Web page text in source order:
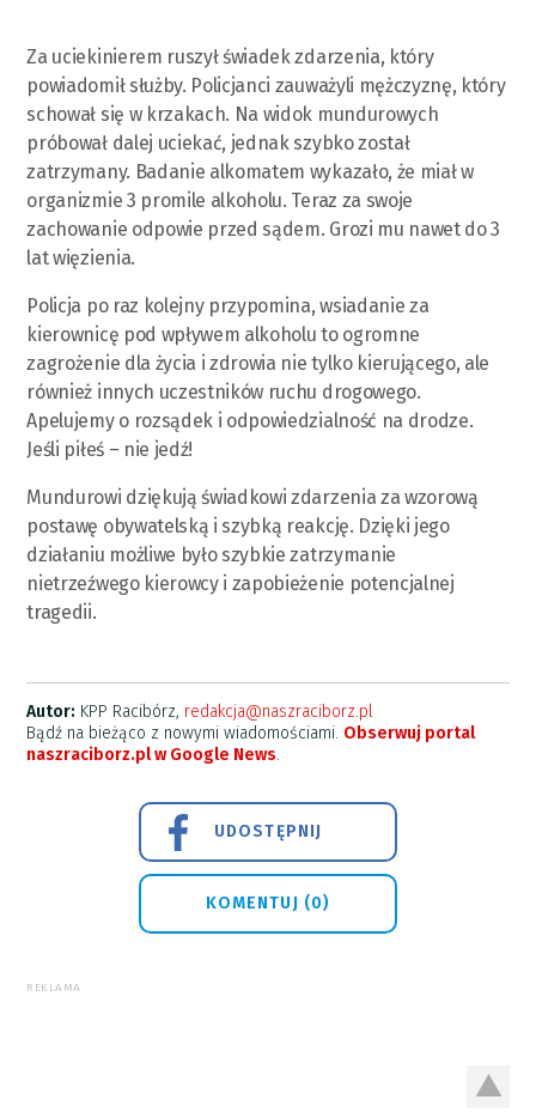
Za uciekinierem ruszył świadek zdarzenia, który
powiadomił służby. Policjanci zauważyli mężczyznę, który
schował się w krzakach. Na widok mundurowych
próbował dalej uciekać, jednak szybko został
zatrzymany. Badanie alkomatem wykazało, że miał w
organizmie 3 promile alkoholu. Teraz za swoje
zachowanie odpowie przed sądem. Grozi mu nawet do 3
lat więzienia.
Policja po raz kolejny przypomina, wsiadanie za
kierownicę pod wpływem alkoholu to ogromne
zagrożenie dla życia i zdrowia nie tylko kierującego, ale
również innych uczestników ruchu drogowego.
Apelujemy o rozsądek i odpowiedzialność na drodze.
Jeśli piłeś – nie jedź!
Mundurowi dziękują świadkowi zdarzenia za wzorową
postawę obywatelską i szybką reakcję. Dzięki jego
działaniu możliwe było szybkie zatrzymanie
nietrzeźwego kierowcy i zapobieżenie potencjalnej
tragedii.
Autor: KPP Racibórz, redakcja@naszraciborz.pl
Bądź na bieżąco z nowymi wiadomościami. Obserwuj portal
naszraciborz.pl w Google News.
UDOSTĘPNIJ
KOMENTUJ (0)
REKLAMA